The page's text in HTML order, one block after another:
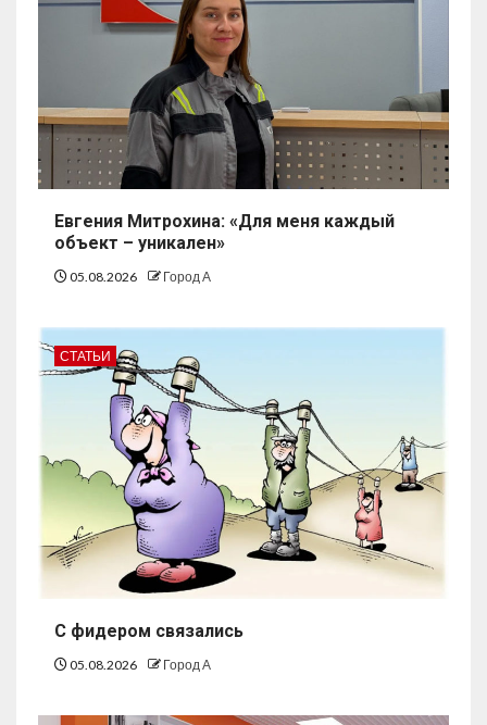
Евгения Митрохина: «Для меня каждый
объект – уникален»
05.08.2026 Город А
СТАТЬИ
С фидером связались
05.08.2026 Город А